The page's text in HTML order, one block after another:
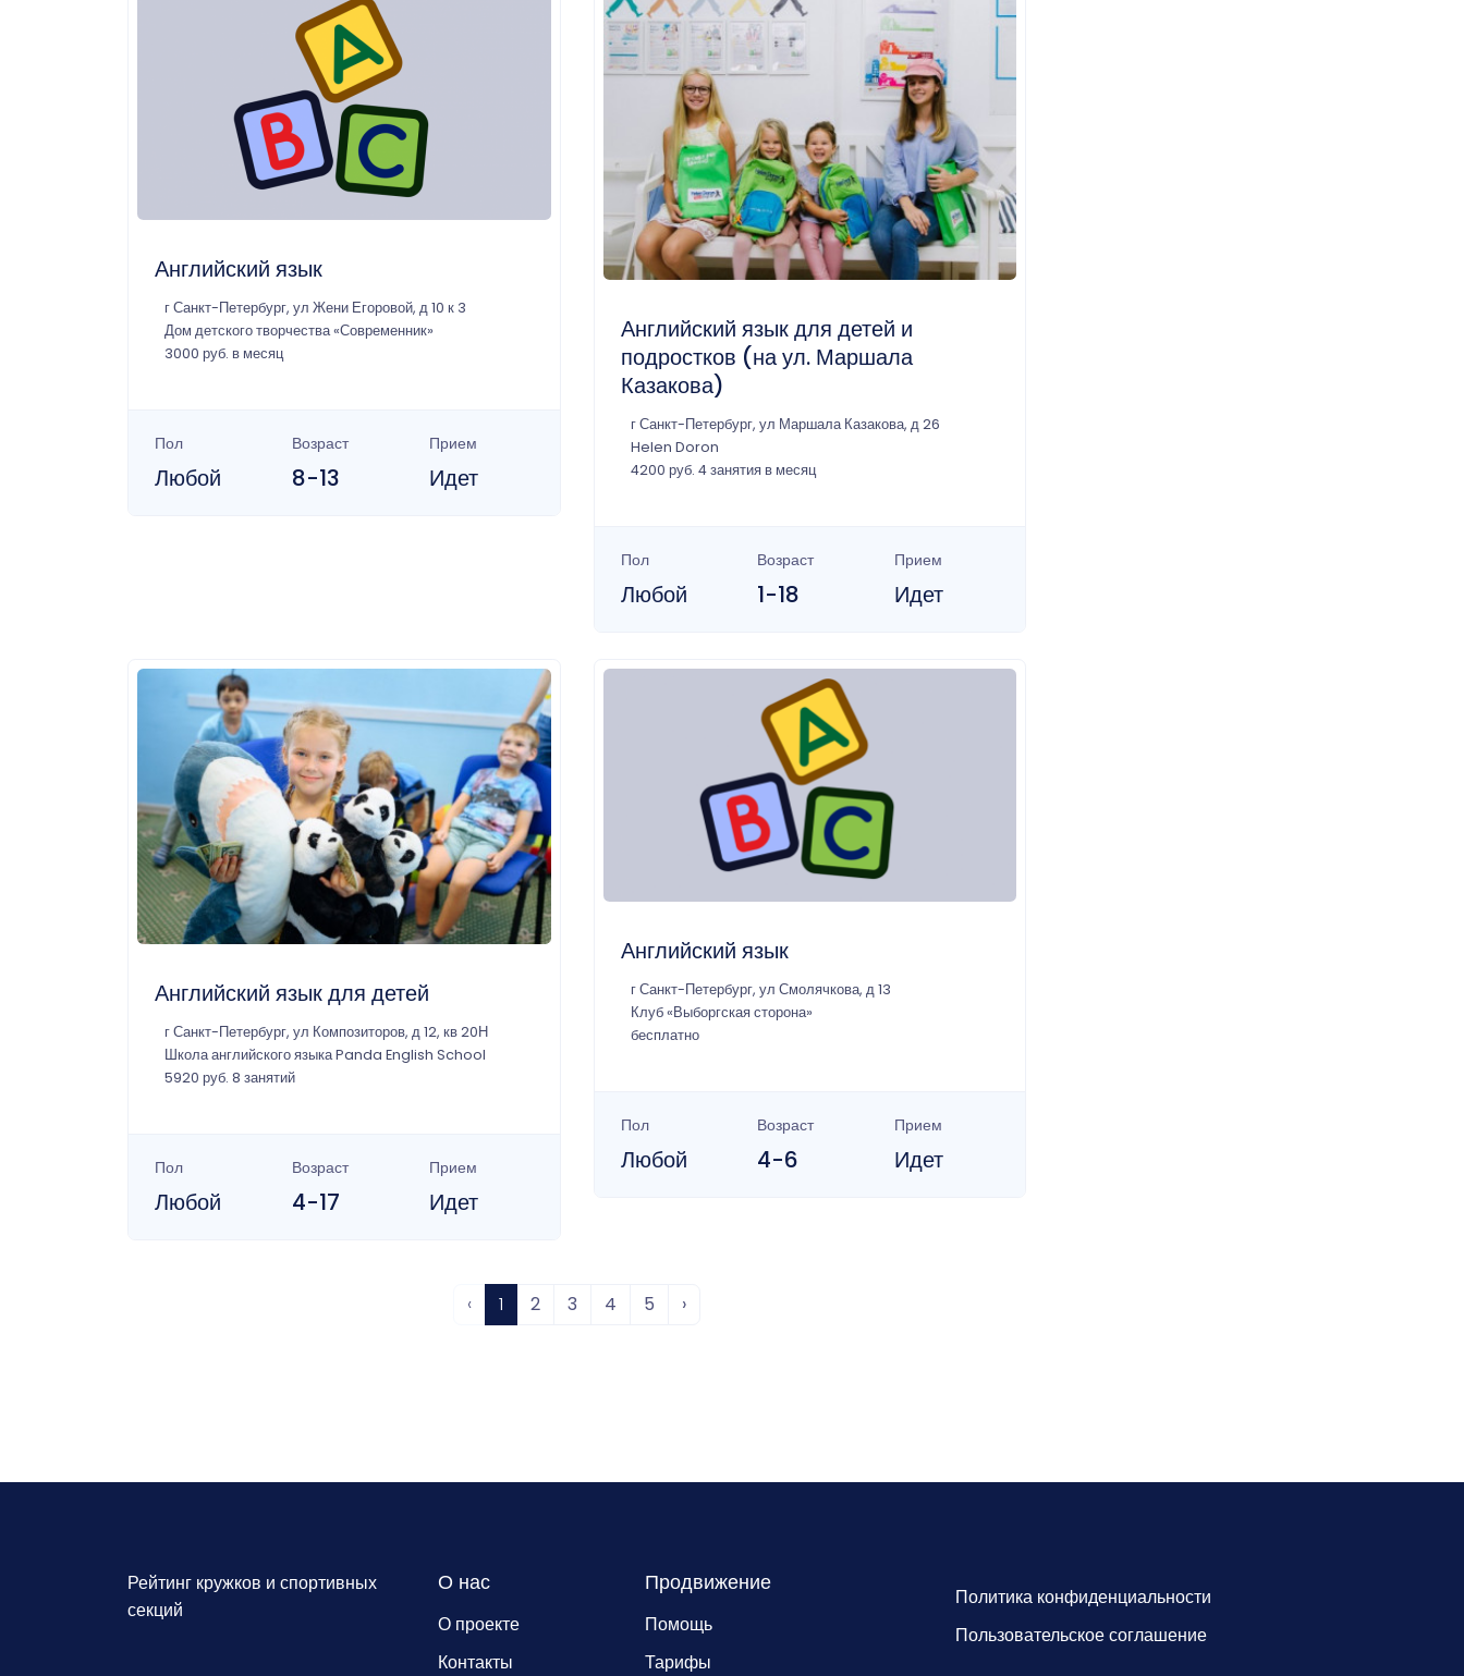
Английский язык
г Санкт-Петербург, ул Жени Егоровой, д 10 к 3
Дом детского творчества «Современник»
3000 руб. в месяц
Пол
Любой
Возраст
8-13
Прием
Идет
Английский язык для детей и
подростков (на ул. Маршала
Казакова)
г Санкт-Петербург, ул Маршала Казакова, д 26
Helen Doron
4200 руб. 4 занятия в месяц
Пол
Любой
Возраст
1-18
Прием
Идет
Английский язык для детей
г Санкт-Петербург, ул Композиторов, д 12, кв 20Н
Школа английского языка Panda English School
5920 руб. 8 занятий
Пол
Любой
Возраст
4-17
Прием
Идет
Английский язык
г Санкт-Петербург, ул Смолячкова, д 13
Клуб «Выборгская сторона»
бесплатно
Пол
Любой
Возраст
4-6
Прием
Идет
‹ 1 2 3 4 5 ›
Рейтинг кружков и спортивных
секций
О нас
О проекте
Контакты
Продвижение
Помощь
Тарифы
Политика конфиденциальности
Пользовательское соглашение